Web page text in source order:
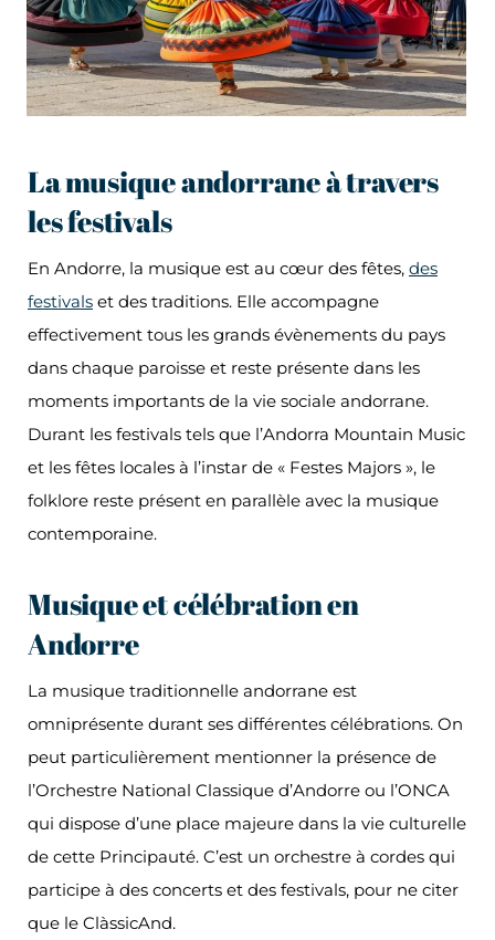
La musique andorrane à travers
les festivals
En Andorre, la musique est au cœur des fêtes, des
festivals et des traditions. Elle accompagne
effectivement tous les grands évènements du pays
dans chaque paroisse et reste présente dans les
moments importants de la vie sociale andorrane.
Durant les festivals tels que l’Andorra Mountain Music
et les fêtes locales à l’instar de « Festes Majors », le
folklore reste présent en parallèle avec la musique
contemporaine.
Musique et célébration en
Andorre
La musique traditionnelle andorrane est
omniprésente durant ses différentes célébrations. On
peut particulièrement mentionner la présence de
l’Orchestre National Classique d’Andorre ou l’ONCA
qui dispose d’une place majeure dans la vie culturelle
de cette Principauté. C’est un orchestre à cordes qui
participe à des concerts et des festivals, pour ne citer
que le ClàssicAnd.